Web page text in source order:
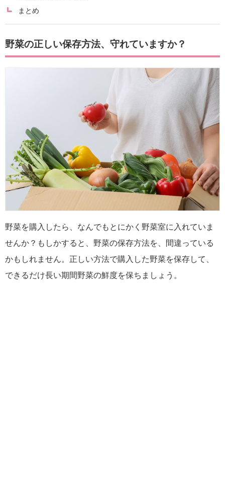
まとめ
野菜の正しい保存方法、守れていますか？
野菜を購入したら、なんでもとにかく野菜室に入れていま
せんか？もしかすると、野菜の保存方法を、間違っている
かもしれません。正しい方法で購入した野菜を保存して、
できるだけ長い期間野菜の鮮度を保ちましょう。